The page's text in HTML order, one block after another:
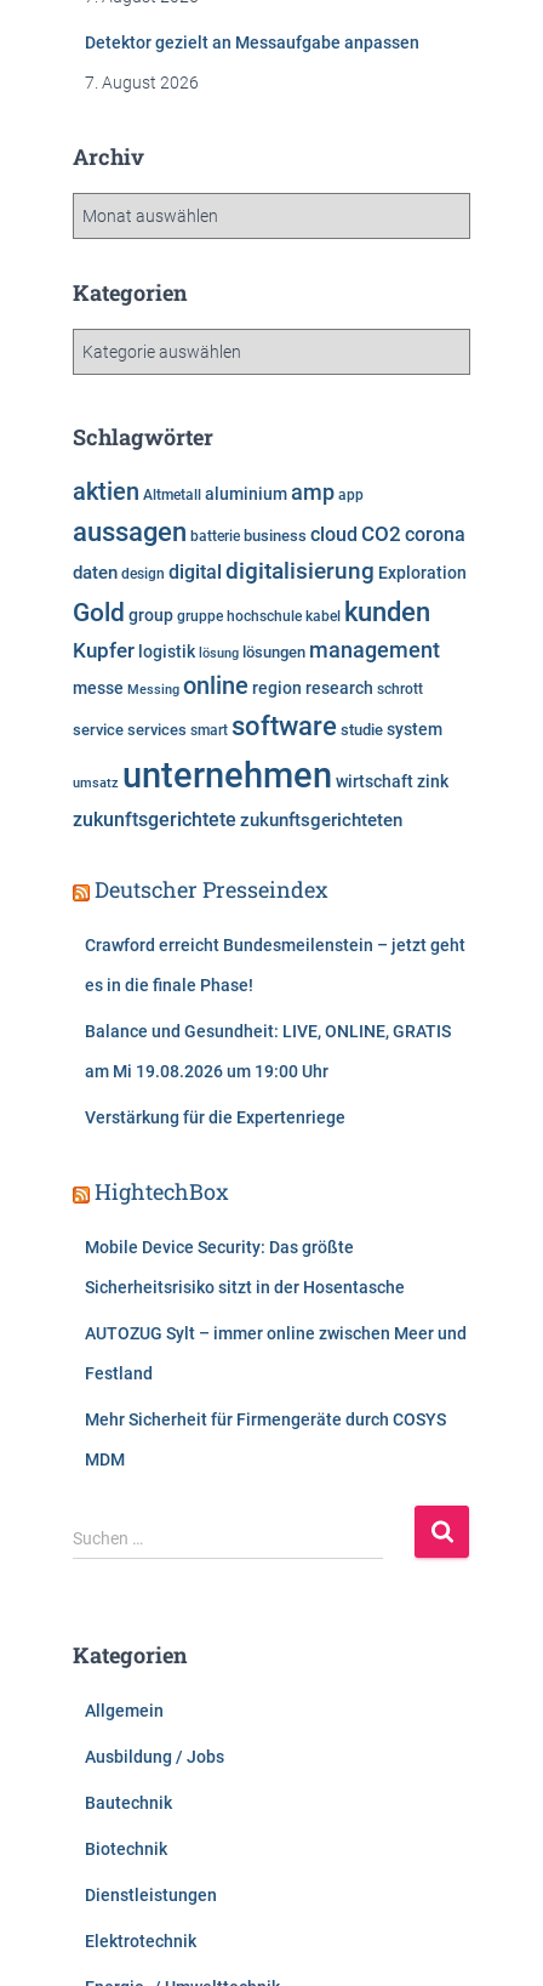
Detektor gezielt an Messaufgabe anpassen
7. August 2026
Archiv
h
Kategorien
g
r
i
n
Schlagwörter
aktien Altmetall aluminiumamp app
aussagen batterie business cloud CO2 corona
daten design digital digitalisierung Exploration
Gold group gruppe hochschule kabel kunden
Kupfer logistik lösung lösungen management
messe Messing online region research schrott
service services smart software studie system
umsatz unternehmen wirtschaftzink
zukunftsgerichtete zukunftsgerichteten
Deutscher Presseindex
Crawford erreicht Bundesmeilenstein – jetzt geht
es in die finale Phase!
Balance und Gesundheit: LIVE, ONLINE, GRATIS
am Mi 19.08.2026 um 19:00 Uhr
Verstärkung für die Expertenriege
HightechBox
Mobile Device Security: Das größte
Sicherheitsrisiko sitzt in der Hosentasche
AUTOZUG Sylt – immer online zwischen Meer und
Festland
Mehr Sicherheit für Firmengeräte durch COSYS
MDM
S
u
n
Suchen …
Kategorien
Allgemein
Ausbildung / Jobs
Bautechnik
Biotechnik
Dienstleistungen
Elektrotechnik